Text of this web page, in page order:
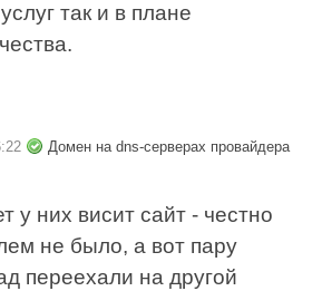
так и в плане
Домен на dns-серверах провайдера
у них висит сайт - честно
не было, а вот пару
переехали на другой